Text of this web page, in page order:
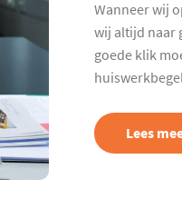
Wanneer wij
wij altijd naar
goede klik
Lees